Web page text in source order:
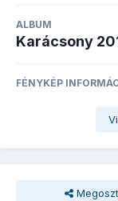
ALBUM
Karácsony
FÉNYKÉP
Megoszt